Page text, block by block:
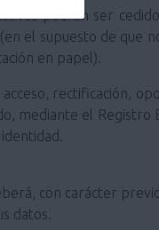
podrán ser
el supuesto de que
en papel).
rectificación,
mediante el Registro
con carácter
datos.